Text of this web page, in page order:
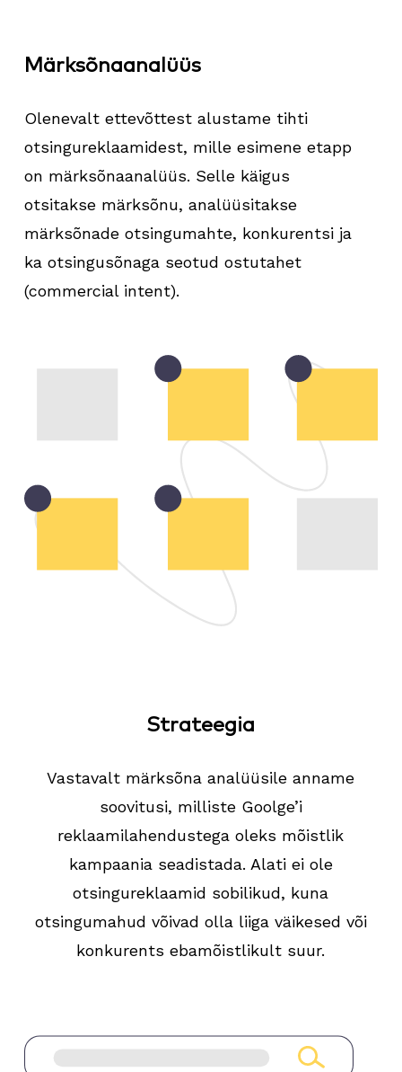
Märksõnaanalüüs
Olenevalt ettevõttest alustame tihti
otsingureklaamidest, mille esimene etapp
on märksõnaanalüüs. Selle käigus
otsitakse märksõnu, analüüsitakse
märksõnade otsingumahte, konkurentsi ja
ka otsingusõnaga seotud ostutahet
(commercial intent).
Strateegia
Vastavalt märksõna analüüsile anname
soovitusi, milliste Goolge’i
reklaamilahendustega oleks mõistlik
kampaania seadistada. Alati ei ole
otsingureklaamid sobilikud, kuna
otsingumahud võivad olla liiga väikesed või
konkurents ebamõistlikult suur.